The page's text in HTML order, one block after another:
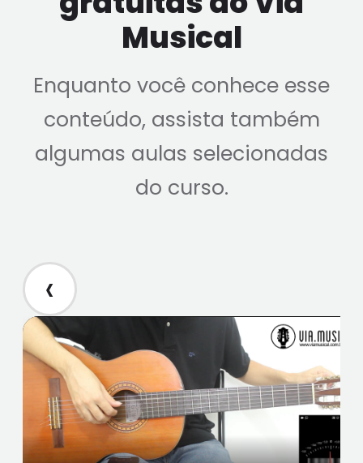
Musical
Enquanto você conhece esse
conteúdo, assista também
algumas aulas selecionadas
do curso.
‹